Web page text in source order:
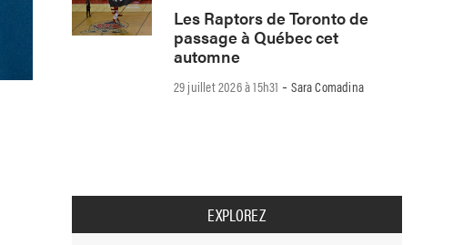
Les Raptors de Toronto de
passage à Québec cet
automne
29 juillet 2026 à 15h31 -Sara Comadina
EXPLOREZ